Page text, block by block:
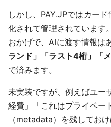
しかし、PAY.JPではカー
化されて管理されています。
おかげで、AIに渡す情報は
ランド」「ラスト4桁」「
で済みます。
未実装ですが、例えばユー
経費」「これはプライベー
（metadata）を残してお